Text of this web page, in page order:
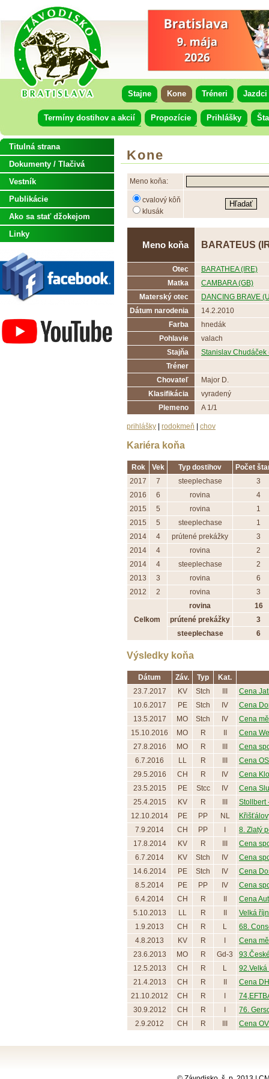
Stajne Kone Tréneri Jazdci
Termíny dostihov a akcií Propozície Prihlášky
Kone
Meno koňa:
cvalový kôň
klusák
Meno koňa BARATEUS
Otec
BARATHEA (IRE)
Matka
CAMBARA (GB)
Materský otec
DANCING BRAVE
Dátum narodenia
14.2.2010
Farba
hnedák
Pohlavie
valach
Stajňa
Stanislav Chudáček
Tréner
Chovateľ
Major D.
Klasifikácia
vyradený
Plemeno
A 1/1
prihlášky rodokmeň chov
Kariéra koňa
Rok Vek Typ dostihov
Počet
2017
7 steeplechase
3
2016
6 rovina
4
2015
5 rovina
1
2015
5 steeplechase
1
2014
4 prútené prekážky
3
2014
4 rovina
2
2014
4 steeplechase
2
2013
3 rovina
6
2012
2 rovina 3
Celkom
rovina
16
prútené prekážky
3
steeplechase
6
Výsledky koňa
Dátum Záv. Typ
Kat.
23.7.2017
KV Stch
Cena
10.6.2017
PE Stch IV
Cena
13.5.2017
MO Stch IV
Cena
15.10.2016
MO R
Cena
27.8.2016
MO R
Cena
6.7.2016
LL R
Cena
29.5.2016
CH R IV
Cena
23.5.2015
PE Stcc IV
Cena
25.4.2015
KV R
Stollbert
12.10.2014
PE PP NL
7.9.2014
CH PP
8. Zlatý
17.8.2014
KV R
Cena
6.7.2014
KV Stch IV
Cena
14.6.2014
PE Stch IV
Cena
8.5.2014
PE PP IV
Cena
6.4.2014
CH R
Cena
5.10.2013
LL R
Velká
1.9.2013
CH R L
68.
4.8.2013
KV R
Cena
23.6.2013
MO R Gd-3
12.5.2013
CH R L
92.Velká
21.4.2013
CH R
Cena
21.10.2012
CH R
30.9.2012
CH R
76.
2.9.2012
CH R Cena
Titulná strana
Dokumenty / Tlačivá
Vestník
Publikácie
Ako sa stať džokejom
Linky